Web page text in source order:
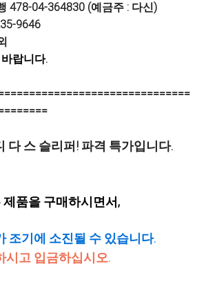
478-04-364830 (예금주 : 다신)
9646
랍니다.
다 스 슬리퍼! 파격 특가입니다.
품을 구매하시면서,
조기에 소진될 수 있습니다.
시고 입금하십시오.